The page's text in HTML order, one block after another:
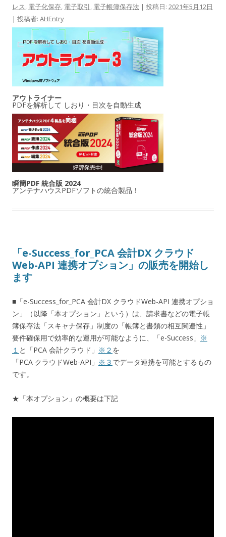
レス, 電子化保存, 電子取引, 電子帳簿保存法 | 投稿日: 2021年5月12日
| 投稿者: AHEntry
アウトライナー
PDFを解析して しおり・目次を自動生成
瞬簡PDF 統合版 2024
アンテナハウスPDFソフトの統合製品！
「e-Success_for_PCA 会計DX クラウド
Web-API 連携オプション」の販売を開始し
ます
■「e-Success_for_PCA 会計DX クラウドWeb-API 連携オプショ
ン」（以降「本オプション」という）は、請求書などの電子帳
簿保存法「スキャナ保存」制度の「帳簿と書類の相互関連性」
要件確保用で効率的な運用が可能なように、「e-Success」 ※
１ と「PCA 会計クラウド」 ※２ を
「PCA クラウドWeb-API」 ※３ でデータ連携を可能とするもの
です。
★「本オプション」の概要は下記